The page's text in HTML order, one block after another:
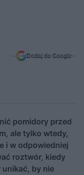
Dodaj do Google
pomidory przed
ale tylko wtedy,
i w odpowiedniej
roztwór, kiedy
unikać, by nie